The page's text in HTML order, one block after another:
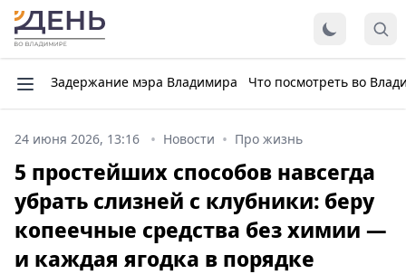
Задержание мэра Владимира Что посмотреть во
24 июня 2026, 13:16 Новости Про жизнь
5 простейших способов навсегда
убрать слизней с клубники: беру
копеечные средства без химии —
и каждая ягодка в порядке